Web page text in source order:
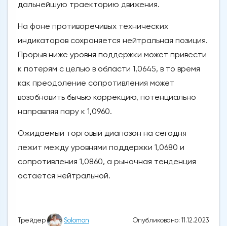
дальнейшую траекторию движения.
На фоне противоречивых технических
индикаторов сохраняется нейтральная позиция.
Прорыв ниже уровня поддержки может привести
к потерям с целью в области 1,0645, в то время
как преодоление сопротивления может
возобновить бычью коррекцию, потенциально
направляя пару к 1,0960.
Ожидаемый торговый диапазон на сегодня
лежит между уровнями поддержки 1,0680 и
сопротивления 1,0860, а рыночная тенденция
остается нейтральной.
Трейдер Solomon Опубликовано: 11.12.2023